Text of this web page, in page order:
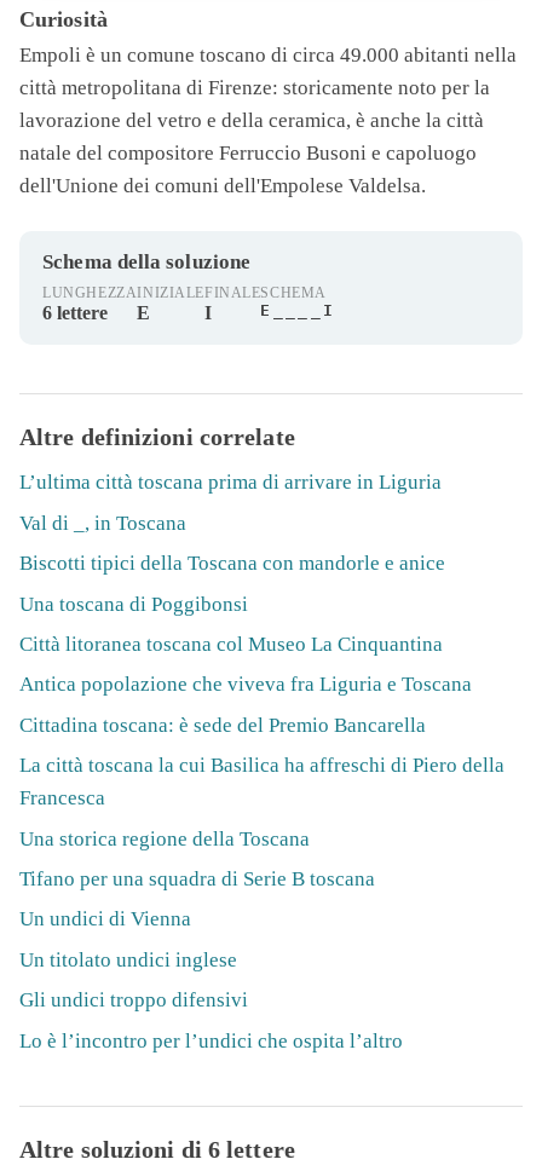
Curiosità
Empoli è un comune toscano di circa 49.000 abitanti nella
città metropolitana di Firenze: storicamente noto per la
lavorazione del vetro e della ceramica, è anche la città
natale del compositore Ferruccio Busoni e capoluogo
dell'Unione dei comuni dell'Empolese Valdelsa.
Schema della soluzione
LUNGHEZZA
6 lettere
INIZIALE
E
FINALE
I
SCHEMA
E____I
Altre definizioni correlate
L’ultima città toscana prima di arrivare in Liguria
Val di _, in Toscana
Biscotti tipici della Toscana con mandorle e anice
Una toscana di Poggibonsi
Città litoranea toscana col Museo La Cinquantina
Antica popolazione che viveva fra Liguria e Toscana
Cittadina toscana: è sede del Premio Bancarella
La città toscana la cui Basilica ha affreschi di Piero della
Francesca
Una storica regione della Toscana
Tifano per una squadra di Serie B toscana
Un undici di Vienna
Un titolato undici inglese
Gli undici troppo difensivi
Lo è l’incontro per l’undici che ospita l’altro
Altre soluzioni di 6 lettere